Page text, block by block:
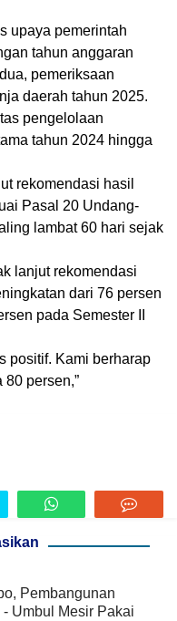
upaya pemerintah
tahun anggaran
pemeriksaan
daerah tahun 2025.
pengelolaan
tahun 2024 hingga
rekomendasi hasil
Pasal 20 Undang-
lambat 60 hari sejak
lanjut rekomendasi
dari 76 persen
pada Semester II
positif. Kami berharap
persen,”
Pembangunan
Umbul Mesir Pakai